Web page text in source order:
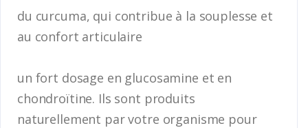
du curcuma, qui contribue à la souplesse et
au confort articulaire
un fort dosage en glucosamine et en
chondroïtine. Ils sont produits
naturellement par votre organisme pour